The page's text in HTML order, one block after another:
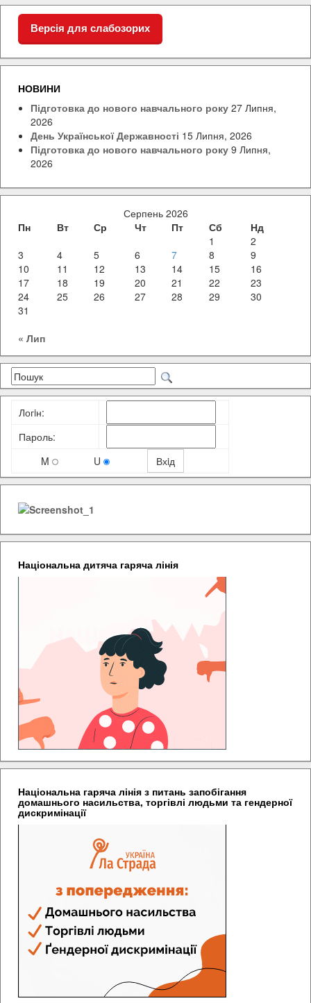
Версія для слабозорих
НОВИНИ
Підготовка до нового навчального року 27 Липня,
2026
День Української Державності 15 Липня, 2026
Підготовка до нового навчального року 9 Липня,
2026
Серпень 2026
Пн
Вт Ср Чт Пт Сб
Нд
1
2
3
4 5 6 7 8
9
10
11 12 13 14 15
16
17
18 19 20 21 22
23
24
25 26 27 28 29
30
31
« Лип
Логiн:
Пароль:
M
U
Національна дитяча гаряча лінія
Національна гаряча лінія з питань запобігання
домашнього насильства, торгівлі людьми та гендерної
дискримінації